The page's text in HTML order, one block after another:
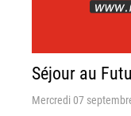
Séjour au
Mercredi 07